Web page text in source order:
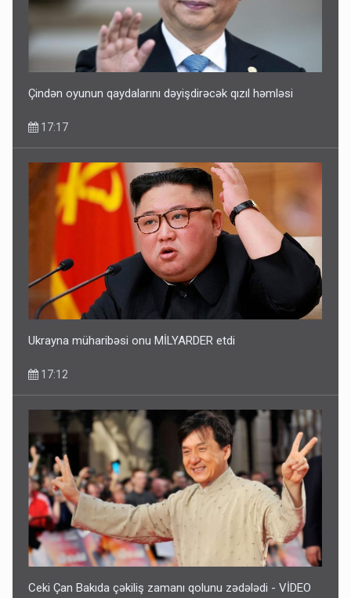
Çindən oyunun qaydalarını dəyişdirəcək qızıl həmləsi
17:17
Ukrayna müharibəsi onu MİLYARDER etdi
17:12
Ceki Çan Bakıda çəkiliş zamanı qolunu zədələdi - VİDEO